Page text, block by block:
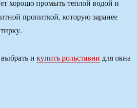
хорошо промыть теплой водой и
пропиткой, которую заранее
и купить рольставни для окна